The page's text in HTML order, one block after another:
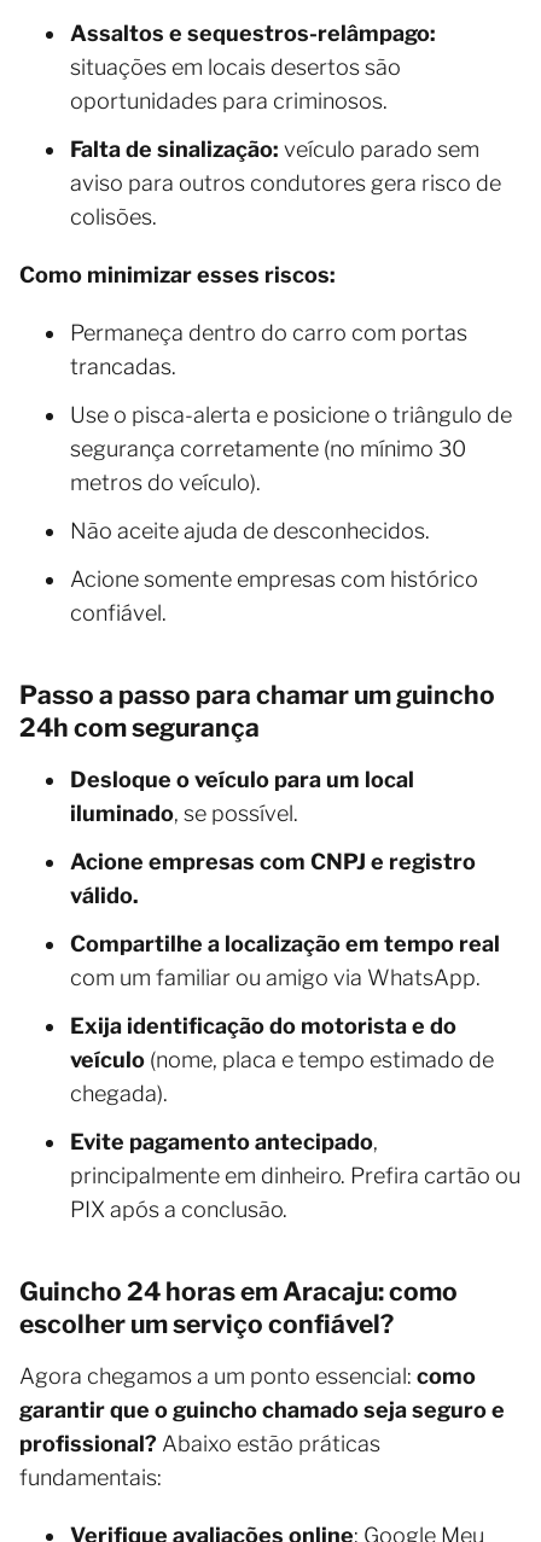
Assaltos e sequestros-relâmpago:
situações em locais desertos são
oportunidades para criminosos.
Falta de sinalização: veículo parado sem
aviso para outros condutores gera risco de
colisões.
Como minimizar esses riscos:
Permaneça dentro do carro com portas
trancadas.
Use o pisca-alerta e posicione o triângulo de
segurança corretamente (no mínimo 30
metros do veículo).
Não aceite ajuda de desconhecidos.
Acione somente empresas com histórico
confiável.
Passo a passo para chamar um guincho
24h com segurança
Desloque o veículo para um local
iluminado, se possível.
Acione empresas com CNPJ e registro
válido.
Compartilhe a localização em tempo real
com um familiar ou amigo via WhatsApp.
Exija identificação do motorista e do
veículo (nome, placa e tempo estimado de
chegada).
Evite pagamento antecipado,
principalmente em dinheiro. Prefira cartão ou
PIX após a conclusão.
Guincho 24 horas em Aracaju: como
escolher um serviço confiável?
Agora chegamos a um ponto essencial: como
garantir que o guincho chamado seja seguro e
profissional? Abaixo estão práticas
fundamentais:
Verifique avaliações online: Google Meu